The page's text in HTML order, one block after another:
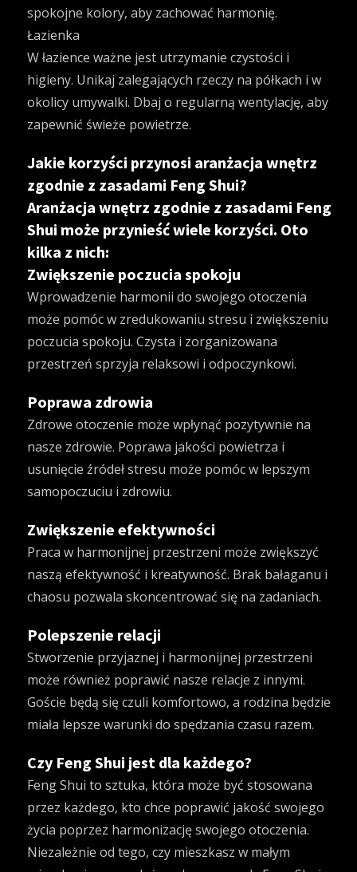
spokojne kolory, aby zachować harmonię.
Łazienka
W łazience ważne jest utrzymanie czystości i
higieny. Unikaj zalegających rzeczy na półkach i w
okolicy umywalki. Dbaj o regularną wentylację, aby
zapewnić świeże powietrze.
Jakie korzyści przynosi aranżacja wnętrz
zgodnie z zasadami Feng Shui?
Aranżacja wnętrz zgodnie z zasadami Feng
Shui może przynieść wiele korzyści. Oto
kilka z nich:
Zwiększenie poczucia spokoju
Wprowadzenie harmonii do swojego otoczenia
może pomóc w zredukowaniu stresu i zwiększeniu
poczucia spokoju. Czysta i zorganizowana
przestrzeń sprzyja relaksowi i odpoczynkowi.
Poprawa zdrowia
Zdrowe otoczenie może wpłynąć pozytywnie na
nasze zdrowie. Poprawa jakości powietrza i
usunięcie źródeł stresu może pomóc w lepszym
samopoczuciu i zdrowiu.
Zwiększenie efektywności
Praca w harmonijnej przestrzeni może zwiększyć
naszą efektywność i kreatywność. Brak bałaganu i
chaosu pozwala skoncentrować się na zadaniach.
Polepszenie relacji
Stworzenie przyjaznej i harmonijnej przestrzeni
może również poprawić nasze relacje z innymi.
Goście będą się czuli komfortowo, a rodzina będzie
miała lepsze warunki do spędzania czasu razem.
Czy Feng Shui jest dla każdego?
Feng Shui to sztuka, która może być stosowana
przez każdego, kto chce poprawić jakość swojego
życia poprzez harmonizację swojego otoczenia.
Niezależnie od tego, czy mieszkasz w małym